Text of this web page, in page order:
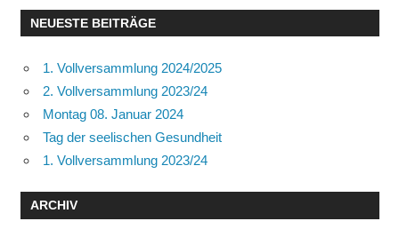
NEUESTE BEITRÄGE
1. Vollversammlung 2024/2025
2. Vollversammlung 2023/24
Montag 08. Januar 2024
Tag der seelischen Gesundheit
1. Vollversammlung 2023/24
ARCHIV